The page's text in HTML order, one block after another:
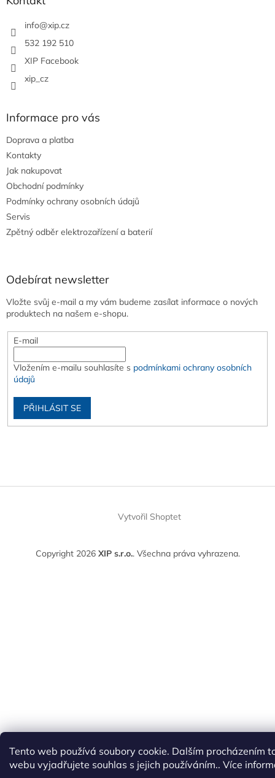
Tento web používá soubory cookie. Dalším procházením
webu vyjadřujete souhlas s jejich používáním.. Více
info@xip.cz
532 192 510
XIP Facebook
xip_cz
Informace pro vás
Doprava a platba
Kontakty
Jak nakupovat
Obchodní podmínky
Podmínky ochrany osobních údajů
Servis
Zpětný odběr elektrozařízení a baterií
Odebírat newsletter
Vložte svůj e-mail a my vám budeme zasílat informace o nových
produktech na našem e-shopu.
E-mail
Vložením e-mailu souhlasíte s podmínkami ochrany osobních
údajů
PŘIHLÁSIT SE
Vytvořil Shoptet
Copyright 2026 XIP s.r.o.. Všechna práva vyhrazena.